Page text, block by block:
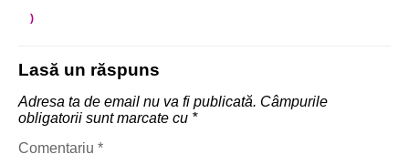
)
Lasă un răspuns
Adresa ta de email nu va fi publicată. Câmpurile
obligatorii sunt marcate cu *
Comentariu *